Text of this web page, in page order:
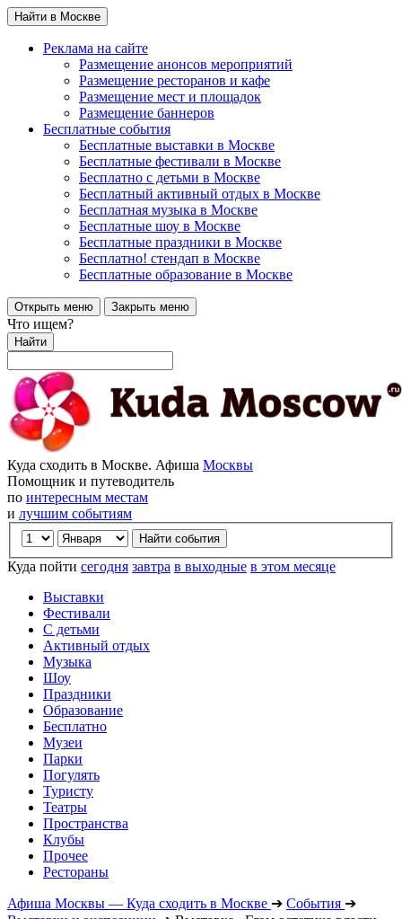
Найти в Москве
Реклама на сайте
Размещение анонсов мероприятий
Размещение ресторанов и кафе
Размещение мест и площадок
Размещение баннеров
Бесплатные события
Бесплатные выставки в Москве
Бесплатные фестивали в Москве
Бесплатно с детьми в Москве
Бесплатный активный отдых в Москве
Бесплатная музыка в Москве
Бесплатные шоу в Москве
Бесплатные праздники в Москве
Бесплатно! стендап в Москве
Бесплатные образование в Москве
Открыть меню Закрыть меню
Что ищем?
Найти
Куда сходить в Москве. Афиша Москвы
Помощник и путеводитель
по интересным местам
и лучшим событиям
Куда пойти сегодня завтра в выходные в этом месяце
Выставки
Фестивали
С детьми
Активный отдых
Музыка
Шоу
Праздники
Образование
Бесплатно
Музеи
Парки
Погулять
Туристу
Театры
Пространства
Клубы
Прочее
Рестораны
Афиша Москвы — Куда сходить в Москве ➔ События ➔